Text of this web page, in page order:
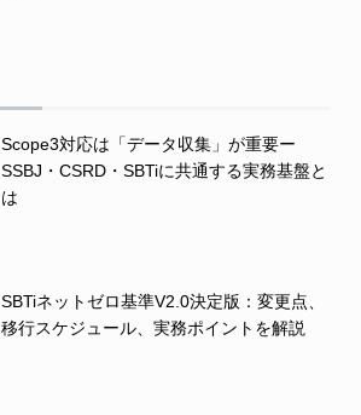
Scope3対応は「データ収集」が重要ー
SSBJ・CSRD・SBTiに共通する実務基盤と
は
SBTiネットゼロ基準V2.0決定版：変更点、
移行スケジュール、実務ポイントを解説